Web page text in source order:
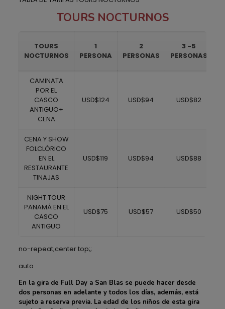
TOURS NOCTURNOS
TOURS
NOCTURNOS
1
PERSONA
2
PERSONAS
3 -5
PERSONAS
CAMINATA
POR EL
CASCO
ANTIGUO+
CENA
USD$124 USD$94 USD$82
CENA Y SHOW
FOLCLÓRICO
EN EL
RESTAURANTE
TINAJAS
USD$119 USD$94 USD$88
NIGHT TOUR
PANAMÁ EN EL
CASCO
ANTIGUO
USD$75 USD$57 USD$50
no-repeat;center top;;
auto
En la gira de Full Day a San Blas se puede hacer desde
dos personas en adelante y todos los días, además, está
sujeto a reserva previa. La edad de los niños de esta gira